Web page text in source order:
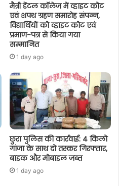
मैत्री डेंटल कॉलेज में व्हाइट कोट
एवं शपथ ग्रहण समारोह संपन्न,
विद्यार्थियों को व्हाइट कोट एवं
प्रमाण-पत्र से किया गया
सम्मानित
1 day ago
छुरा पुलिस की कार्रवाई: 4 किलो
गांजा के साथ दो तस्कर गिरफ्तार,
बाइक और मोबाइल जब्त
1 day ago